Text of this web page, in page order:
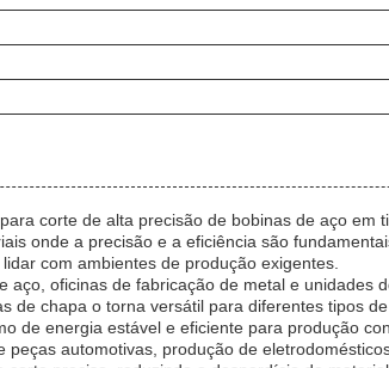
corte de alta precisão de bobinas de aço
onde a precisão e a eficiência são
com ambientes de produção exigentes.
oficinas de fabricação de metal e unidades
chapa o torna versátil para diferentes tipos
de energia estável e eficiente para produção
automotivas, produção de